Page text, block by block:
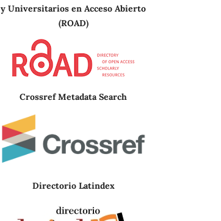
y Universitarios en Acceso Abierto
(ROAD)
Crossref Metadata Search
Directorio Latindex